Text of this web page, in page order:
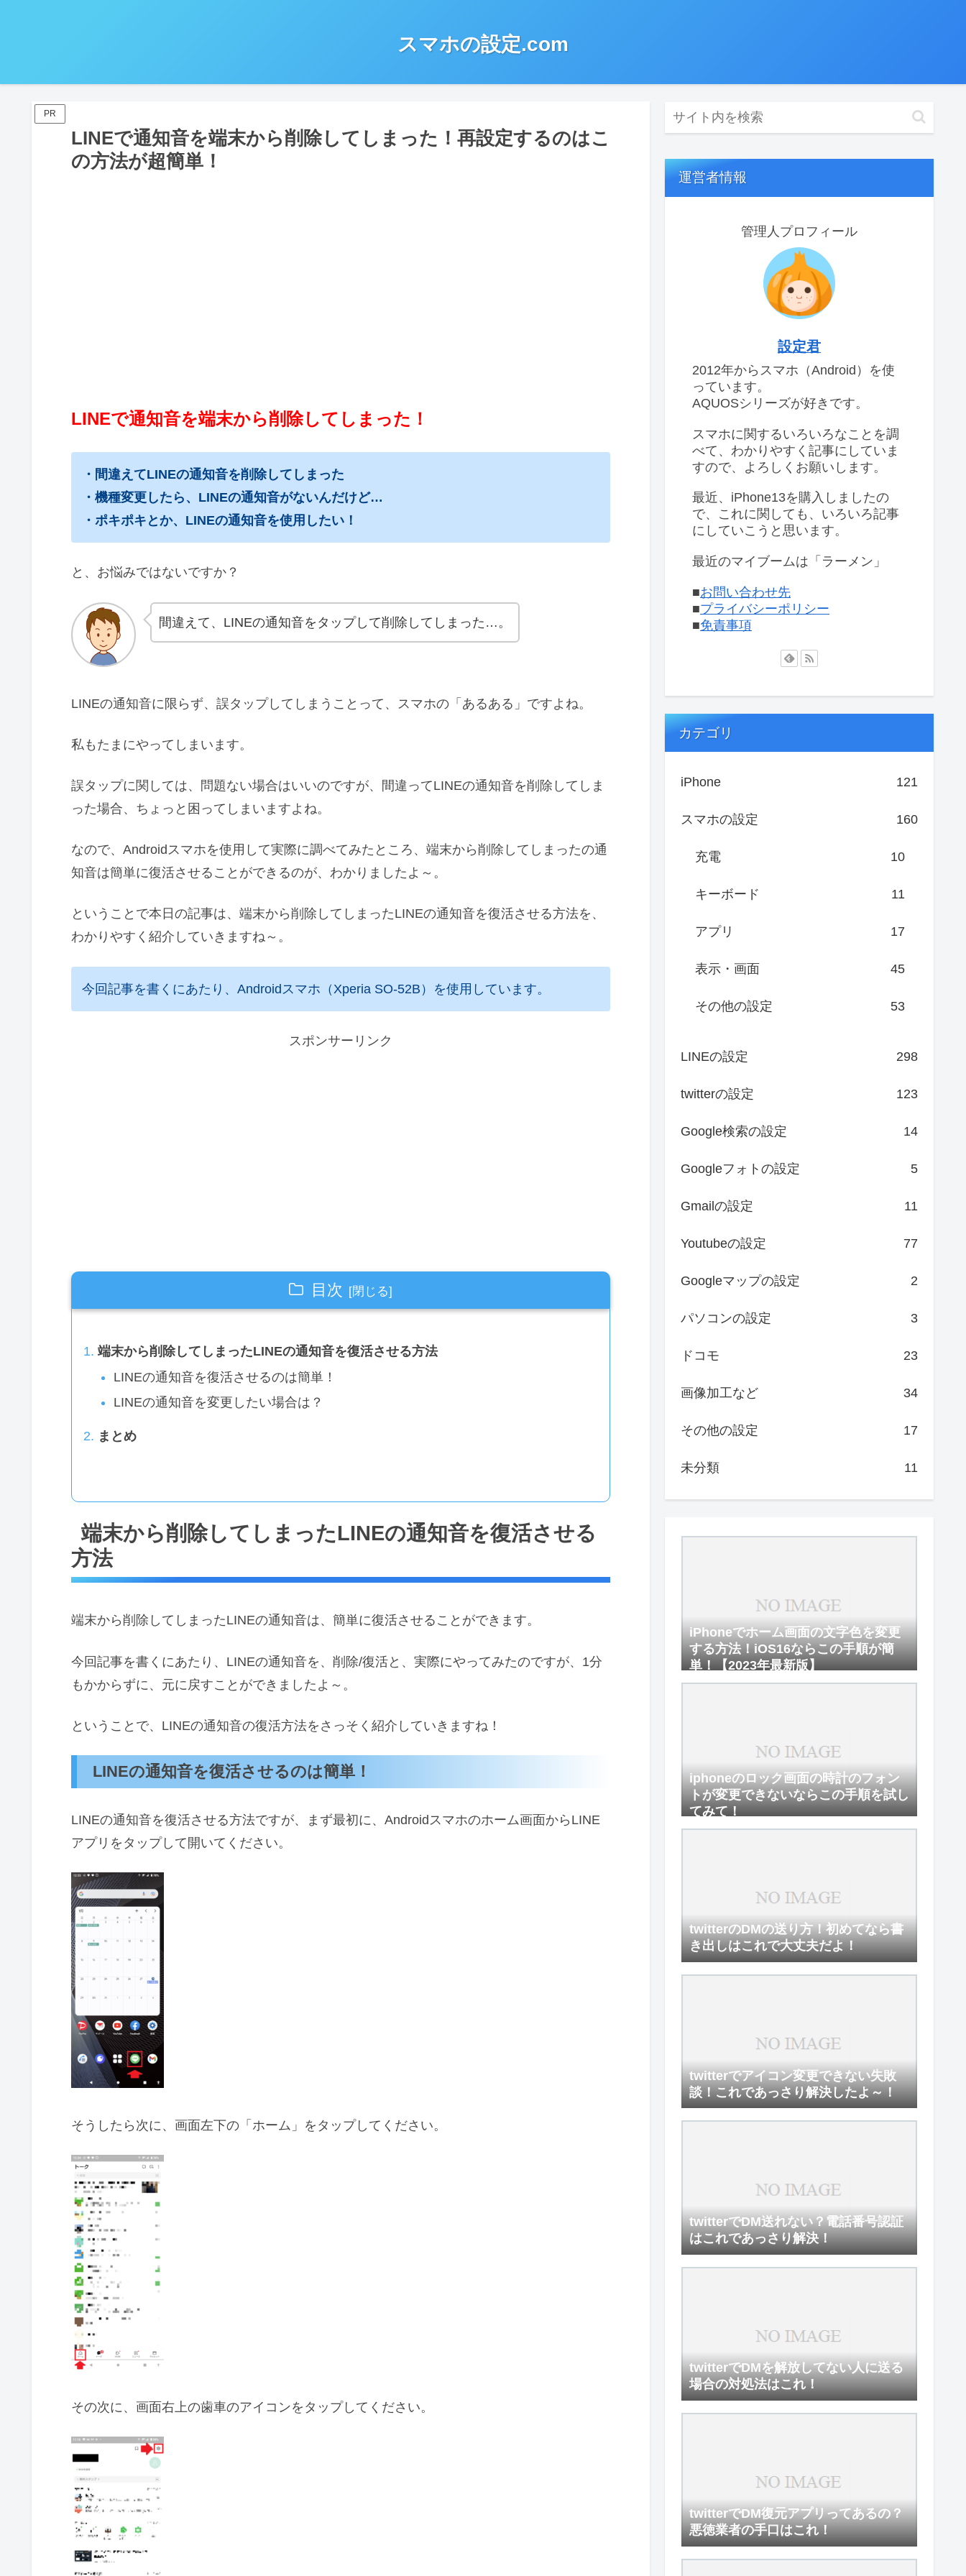
スマホの設定.com
PR
LINEで通知音を端末から削除してしまった！再設定するのはこ
の方法が超簡単！
LINEで通知音を端末から削除してしまった！
・間違えてLINEの通知音を削除してしまった
・機種変更したら、LINEの通知音がないんだけど…
・ポキポキとか、LINEの通知音を使用したい！
と、お悩みではないですか？
間違えて、LINEの通知音をタップして削除してしまった…。
LINEの通知音に限らず、誤タップしてしまうことって、スマホの「あるある」ですよね。
私もたまにやってしまいます。
誤タップに関しては、問題ない場合はいいのですが、間違ってLINEの通知音を削除してしま
った場合、ちょっと困ってしまいますよね。
なので、Androidスマホを使用して実際に調べてみたところ、端末から削除してしまったの通
知音は簡単に復活させることができるのが、わかりましたよ～。
ということで本日の記事は、端末から削除してしまったLINEの通知音を復活させる方法を、
わかりやすく紹介していきますね～。
今回記事を書くにあたり、Androidスマホ（Xperia SO-52B）を使用しています。
スポンサーリンク
目次
端末から削除してしまったLINEの通知音を復活させる方法
LINEの通知音を復活させるのは簡単！
LINEの通知音を変更したい場合は？
まとめ
端末から削除してしまったLINEの通知音を復活させる
方法
端末から削除してしまったLINEの通知音は、簡単に復活させることができます。
今回記事を書くにあたり、LINEの通知音を、削除/復活と、実際にやってみたのですが、1分
もかからずに、元に戻すことができましたよ～。
ということで、LINEの通知音の復活方法をさっそく紹介していきますね！
LINEの通知音を復活させるのは簡単！
LINEの通知音を復活させる方法ですが、まず最初に、Androidスマホのホーム画面からLINE
アプリをタップして開いてください。
そうしたら次に、画面左下の「ホーム」をタップしてください。
その次に、画面右上の歯車のアイコンをタップしてください。
運営者情報
管理人プロフィール
設定君
2012年からスマホ（Android）を使
っています。
AQUOSシリーズが好きです。
スマホに関するいろいろなことを調
べて、わかりやすく記事にしていま
すので、よろしくお願いします。
最近、iPhone13を購入しましたの
で、これに関しても、いろいろ記事
にしていこうと思います。
最近のマイブームは「ラーメン」
■お問い合わせ先
■プライバシーポリシー
■免責事項
カテゴリ
iPhone 121
スマホの設定 160
充電 10
キーボード 11
アプリ 17
表示・画面 45
その他の設定 53
LINEの設定 298
twitterの設定 123
Google検索の設定 14
Googleフォトの設定 5
Gmailの設定 11
Youtubeの設定 77
Googleマップの設定 2
パソコンの設定 3
ドコモ 23
画像加工など 34
その他の設定 17
未分類 11
iPhoneでホーム画面の文字色を変更
する方法！iOS16ならこの手順が簡
単！【2023年最新版】
iphoneのロック画面の時計のフォン
トが変更できないならこの手順を試し
てみて！
twitterのDMの送り方！初めてなら書
き出しはこれで大丈夫だよ！
twitterでアイコン変更できない失敗
談！これであっさり解決したよ～！
twitterでDM送れない？電話番号認証
はこれであっさり解決！
twitterでDMを解放してない人に送る
場合の対処法はこれ！
twitterでDM復元アプリってあるの？
悪徳業者の手口はこれ！